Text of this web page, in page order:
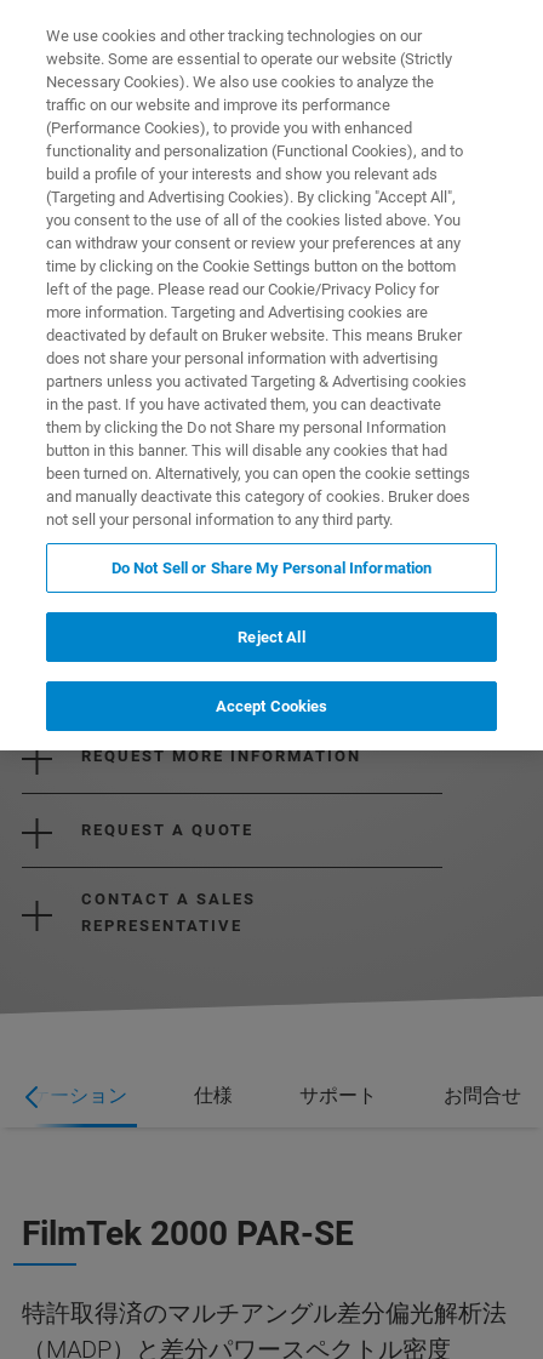
エリプソメトリー・反射率測定システム
FilmTek 2000 PAR-SE
マルチアングル深紫外線反射率測定およびエ
リプソメトリーシステムが、パターン化され
たウエハ上の薄膜および多層フィルムの高感
度で正確な計測を実現します。
REQUEST MORE INFORMATION
REQUEST A QUOTE
CONTACT A SALES
REPRESENTATIVE
リケーション 仕様 サポート お問合せ
FilmTek 2000 PAR-SE
特許取得済のマルチアングル差分偏光解析法
（MADP）と差分パワースペクトル密度
We use cookies and other tracking technologies on our
website. Some are essential to operate our website (Strictly
Necessary Cookies). We also use cookies to analyze the
traffic on our website and improve its performance
(Performance Cookies), to provide you with enhanced
functionality and personalization (Functional Cookies), and to
build a profile of your interests and show you relevant ads
(Targeting and Advertising Cookies). By clicking "Accept All",
you consent to the use of all of the cookies listed above. You
can withdraw your consent or review your preferences at any
time by clicking on the Cookie Settings button on the bottom
left of the page. Please read our Cookie/Privacy Policy for
more information. Targeting and Advertising cookies are
deactivated by default on Bruker website. This means Bruker
does not share your personal information with advertising
partners unless you activated Targeting & Advertising cookies
in the past. If you have activated them, you can deactivate
them by clicking the Do not Share my personal Information
button in this banner. This will disable any cookies that had
been turned on. Alternatively, you can open the cookie settings
and manually deactivate this category of cookies. Bruker does
not sell your personal information to any third party.
Do Not Sell or Share My Personal Information
Reject All
Accept Cookies